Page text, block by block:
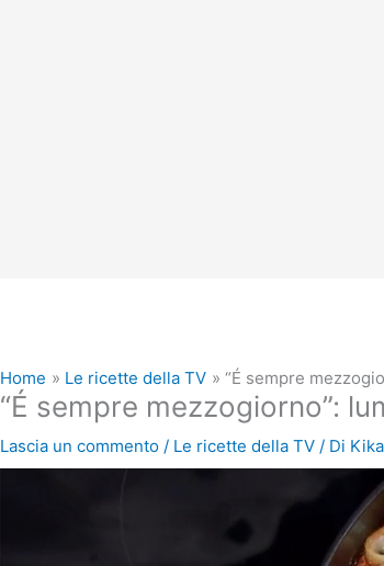
Home Le ricette della TV “É sempre
“É sempre mezzogiorno”:
Lascia un commento / Le ricette della TV / Di